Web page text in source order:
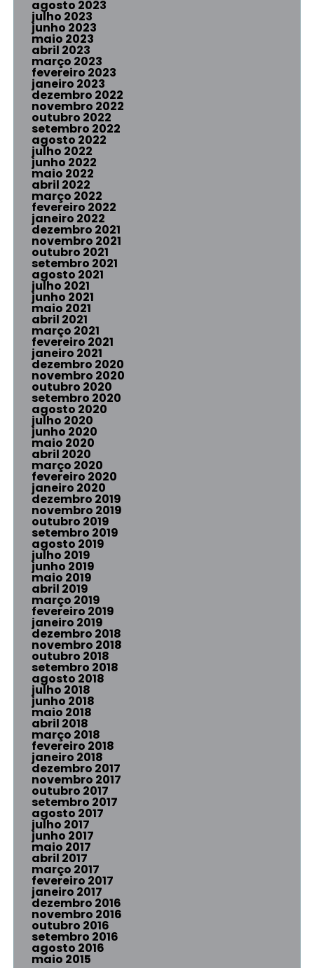
agosto 2023
julho 2023
junho 2023
maio 2023
abril 2023
março 2023
fevereiro 2023
janeiro 2023
dezembro 2022
novembro 2022
outubro 2022
setembro 2022
agosto 2022
julho 2022
junho 2022
maio 2022
abril 2022
março 2022
fevereiro 2022
janeiro 2022
dezembro 2021
novembro 2021
outubro 2021
setembro 2021
agosto 2021
julho 2021
junho 2021
maio 2021
abril 2021
março 2021
fevereiro 2021
janeiro 2021
dezembro 2020
novembro 2020
outubro 2020
setembro 2020
agosto 2020
julho 2020
junho 2020
maio 2020
abril 2020
março 2020
fevereiro 2020
janeiro 2020
dezembro 2019
novembro 2019
outubro 2019
setembro 2019
agosto 2019
julho 2019
junho 2019
maio 2019
abril 2019
março 2019
fevereiro 2019
janeiro 2019
dezembro 2018
novembro 2018
outubro 2018
setembro 2018
agosto 2018
julho 2018
junho 2018
maio 2018
abril 2018
março 2018
fevereiro 2018
janeiro 2018
dezembro 2017
novembro 2017
outubro 2017
setembro 2017
agosto 2017
julho 2017
junho 2017
maio 2017
abril 2017
março 2017
fevereiro 2017
janeiro 2017
dezembro 2016
novembro 2016
outubro 2016
setembro 2016
agosto 2016
maio 2015